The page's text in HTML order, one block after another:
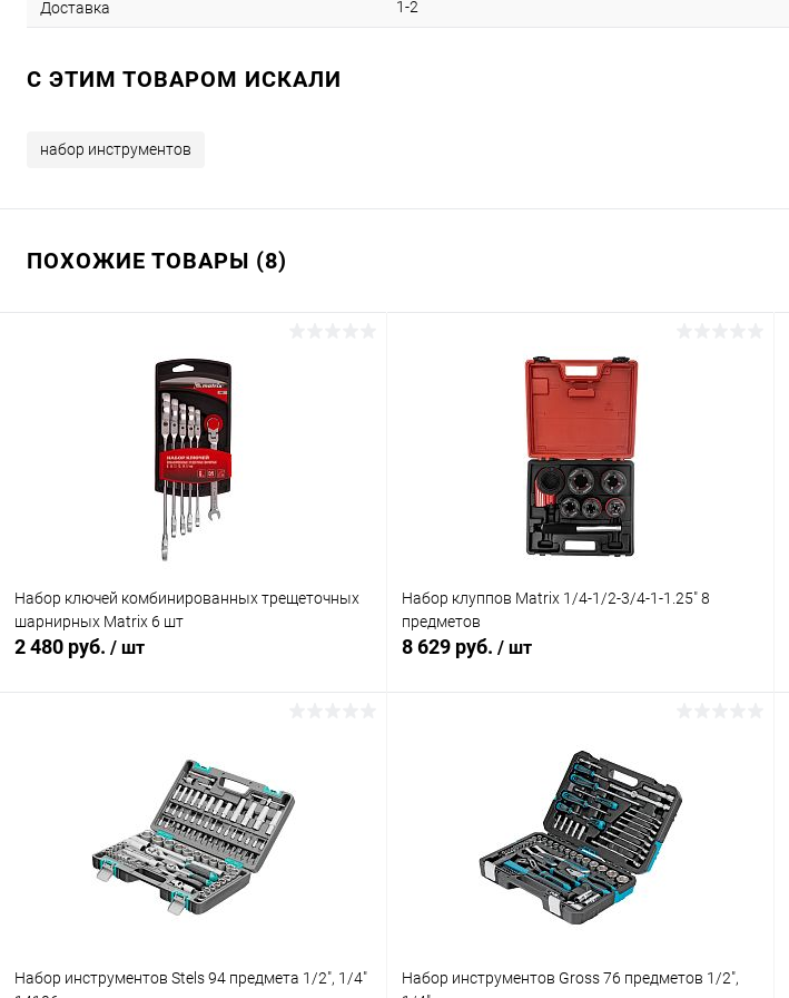
Доставка 1-2
C ЭТИМ ТОВАРОМ ИСКАЛИ
набор инструментов
ПОХОЖИЕ ТОВАРЫ (8)
Набор ключей комбинированных трещеточных
шарнирных Matrix 6 шт
2 480 руб. / шт
Сравнение
В наличии
Набор клуппов Matrix 1/4-1/2-3/4-1-1.25" 8
предметов
8 629 руб. / шт
Сравнение
В наличии
Набор инструментов Stels 94 предмета 1/2", 1/4"
Набор инструментов Gross 76 предметов 1/2",